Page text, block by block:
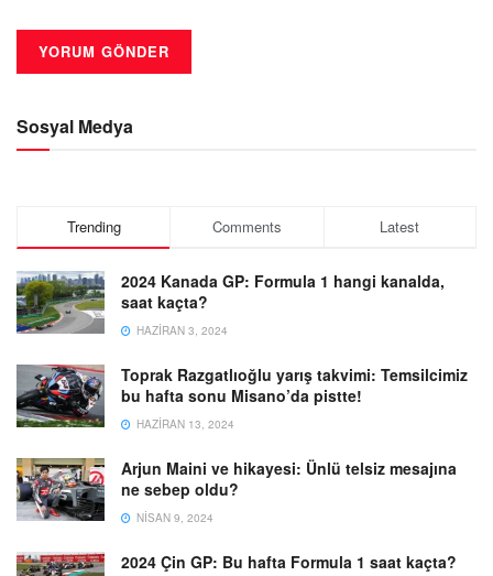
Sosyal Medya
Trending Comments Latest
2024 Kanada GP: Formula 1 hangi kanalda,
saat kaçta?
HAZIRAN 3, 2024
Toprak Razgatlıoğlu yarış takvimi: Temsilcimiz
bu hafta sonu Misano’da pistte!
HAZIRAN 13, 2024
Arjun Maini ve hikayesi: Ünlü telsiz mesajına
ne sebep oldu?
NISAN 9, 2024
2024 Çin GP: Bu hafta Formula 1 saat kaçta?